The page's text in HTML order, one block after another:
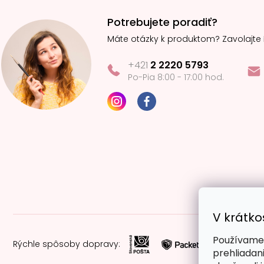
V
Potrebujete poradiť?
Máte otázky k produktom? Zavolajte
+421 2 2220 5793
Po-Pia 8:00 - 17:00 hod.
Rýchle spôsoby dopravy: